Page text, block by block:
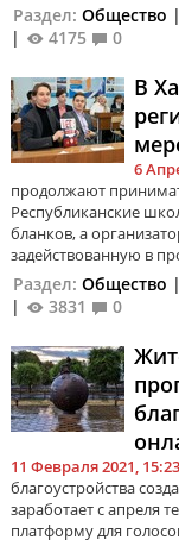
Раздел: Общество |
|
4175 0
В
6
продолжают
Республиканские
бланков, а
задействованную в
Раздел: Общество |
|
3831 0
11 Февраля 2021, 15:23
благоустройства
заработает с апреля
платформу для